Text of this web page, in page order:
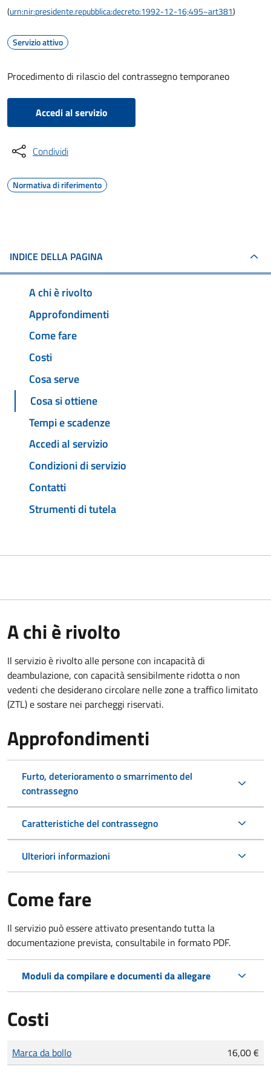
(urn:nir:presidente.repubblica:decreto:1992-12-16;495~art381)
Servizio attivo
Procedimento di rilascio del contrassegno temporaneo
Accedi al servizio
Condividi
Normativa di riferimento
INDICE DELLA PAGINA
A chi è rivolto
Approfondimenti
Come fare
Costi
Cosa serve
Cosa si ottiene
Tempi e scadenze
Accedi al servizio
Condizioni di servizio
Contatti
Strumenti di tutela
A chi è rivolto
Il servizio è rivolto alle persone con incapacità di
deambulazione, con capacità sensibilmente ridotta o non
vedenti che desiderano circolare nelle zone a traffico limitato
(ZTL) e sostare nei parcheggi riservati.
Approfondimenti
Furto, deterioramento o smarrimento del
contrassegno
Caratteristiche del contrassegno
Ulteriori informazioni
Come fare
Il servizio può essere attivato presentando tutta la
documentazione prevista, consultabile in formato PDF.
Moduli da compilare e documenti da allegare
Costi
Tipo di pagamento
Importo
Marca da bollo 16,00 €